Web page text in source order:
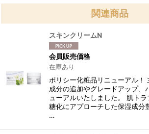
関連商品
スキンクリームN
会員販売価格
在庫あり
ポリシー化粧品リニューアル！
成分の追加やグレードアップ、
ューアルいたしました。 肌ト
糖化にアプローチした保湿成分
…